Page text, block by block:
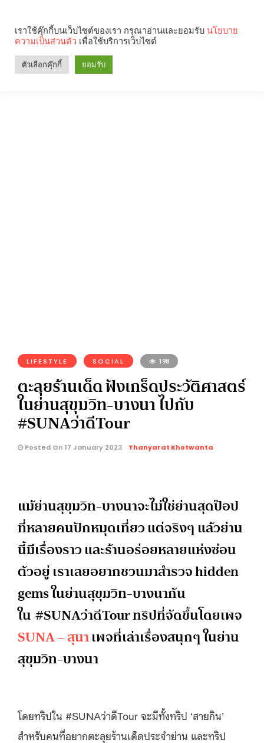
LIFESTYLE SOCIAL 198
ตะลุยร้านเด็ด ฟังเกร็ดประวัติศาสตร์
ในย่านสุขุมวิท-บางนา ไปกับ
#SUNAว่าดีTour
Posted On 17 January 2023 Thanyarat Khotwanta
แม้ย่านสุขุมวิท-บางนาจะไม่ใช่ย่านสุดป๊อป
ที่หลายคนปักหมุดเที่ยว แต่จริงๆ แล้วย่าน
นี้มีเรื่องราว และร้านอร่อยหลายแห่งซ่อน
ตัวอยู่ เราเลยอยากชวนมาสำรวจ hidden
gems ในย่านสุขุมวิท-บางนากัน
ใน #SUNAว่าดีTour ทริปที่จัดขึ้นโดยเพจ
SUNA – สุนาเพจที่เล่าเรื่องสนุกๆ ในย่าน
สุขุมวิท-บางนา
โดยทริปใน #SUNAว่าดีTour จะมีทั้งทริป ‘สายกิน’
สำหรับคนที่อยากตะลุยร้านเด็ดประจำย่าน และทริป
เราใช้คุ๊กกี้บนเว็บไซต์ของเรา กรุณาอ่านและยอมรับ นโยบาย
ความเป็นส่วนตัว เพื่อใช้บริการเว็บไซต์
ตัวเลือกคุ๊กกี้ ยอมรับ